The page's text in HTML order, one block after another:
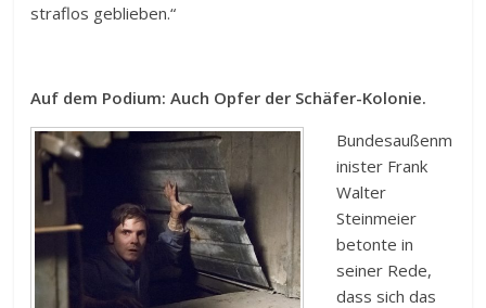
straflos geblieben.“
Auf dem Podium: Auch Opfer der Schäfer-Kolonie.
Bundesaußenm
inister Frank
Walter
Steinmeier
betonte in
seiner Rede,
dass sich das